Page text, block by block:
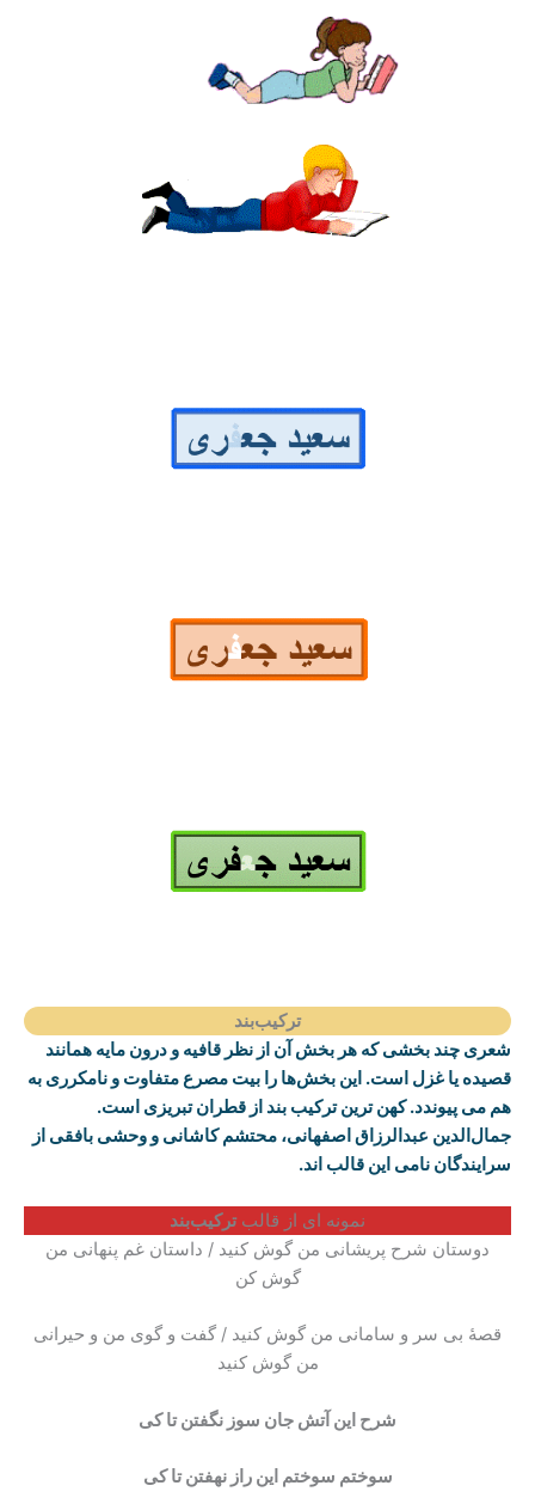
ترکیب‌بند
شعری چند بخشی که هر بخش آن از نظر قافیه و درون مایه همانند
قصیده یا غزل است. این بخش‌ها را بیت مصرع متفاوت و نامکرری به
هم می پیوندد. کهن ترین ترکیب بند از قطران تبریزی است.
جمال‌الدین عبدالرزاق اصفهانی، محتشم ‌کاشانی و وحشی بافقی از
سرایندگان نامی این قالب اند.
نمونه ای از قالب ترکیب‌بند
دوستان شرح پریشانی من گوش کنید / داستان غم پنهانی من
گوش کن
قصهٔ بی سر و سامانی من گوش کنید / گفت و گوی من و حیرانی
من گوش کنید
شرح این آتش جان سوز نگفتن تا کی
سوختم سوختم این راز نهفتن تا کی